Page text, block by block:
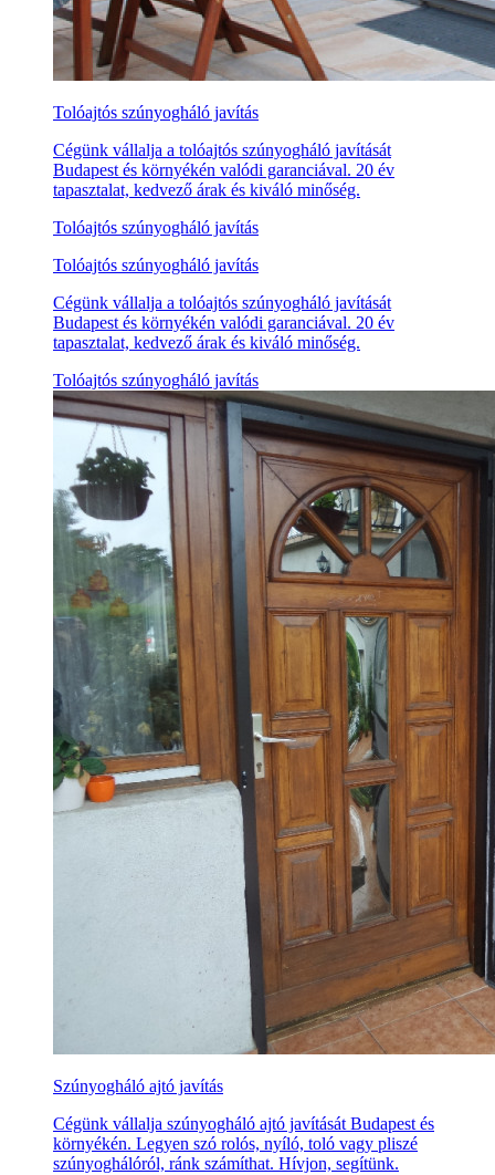
Tolóajtós szúnyogháló javítás
Cégünk vállalja a tolóajtós szúnyogháló javítását
Budapest és környékén valódi garanciával. 20 év
tapasztalat, kedvező árak és kiváló minőség.
Tolóajtós szúnyogháló javítás
Tolóajtós szúnyogháló javítás
Cégünk vállalja a tolóajtós szúnyogháló javítását
Budapest és környékén valódi garanciával. 20 év
tapasztalat, kedvező árak és kiváló minőség.
Tolóajtós szúnyogháló javítás
Szúnyogháló ajtó javítás
Cégünk vállalja szúnyogháló ajtó javítását Budapest és
környékén. Legyen szó rolós, nyíló, toló vagy pliszé
szúnyoghálóról, ránk számíthat. Hívjon, segítünk.